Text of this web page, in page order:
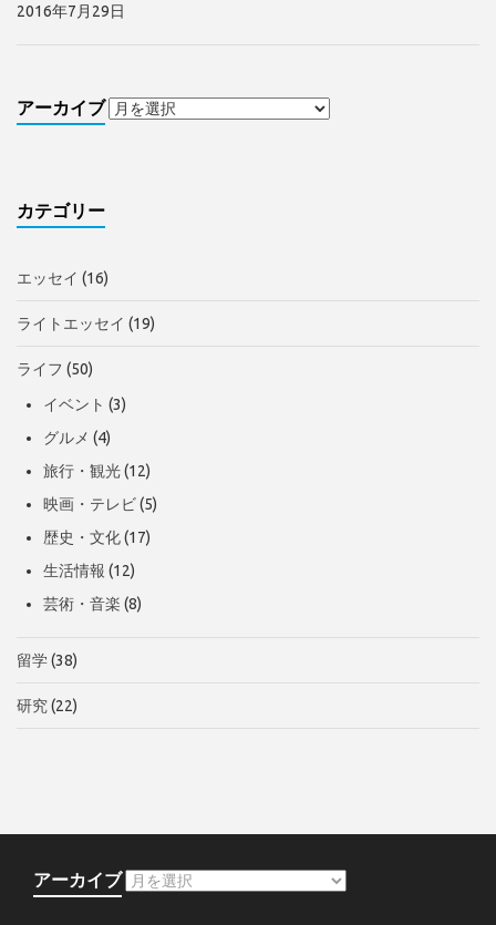
2016年7月29日
アーカイブ
カテゴリー
エッセイ (16)
ライトエッセイ (19)
ライフ (50)
イベント (3)
グルメ (4)
旅行・観光(12)
映画・テレビ(5)
歴史・文化(17)
生活情報 (12)
芸術・音楽 (8)
留学(38)
研究(22)
アーカイブ